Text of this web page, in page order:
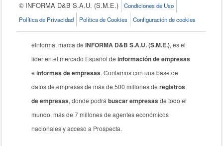
© INFORMA D&B S.A.U. (S.M.E.)
Condiciones de Uso
Política de Privacidad
Política de Cookies Configuración de cookies
eInforma, marca deINFORMA D&B S.A.U. (S.M.E.), es el
líder en el mercado Español deinformación de empresas
einformes de empresas. Contamos con una base de
datos de empresas de más de 500 millones deregistros
de empresas, donde podrábuscar empresas de todo el
mundo, más de 7 millones de agentes económicos
nacionales y acceso a Prospecta.